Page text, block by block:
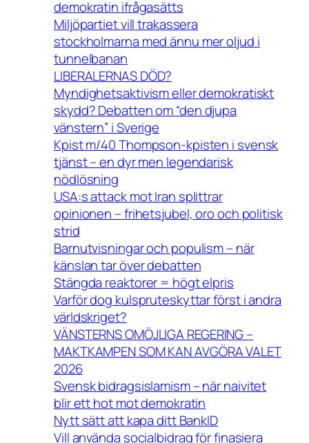
demokratin ifrågasätts
Miljöpartiet vill trakassera
stockholmarna med ännu mer oljud i
tunnelbanan
LIBERALERNAS DÖD?
Myndighetsaktivism eller demokratiskt
skydd? Debatten om “den djupa
vänstern” i Sverige
Kpist m/40 Thompson-kpisten i svensk
tjänst – en dyr men legendarisk
nödlösning
USA:s attack mot Iran splittrar
opinionen – frihetsjubel, oro och politisk
strid
Barnutvisningar och populism – när
känslan tar över debatten
Stängda reaktorer = högt elpris
Varför dog kulspruteskyttar först i andra
världskriget?
VÄNSTERNS OMÖJLIGA REGERING –
MAKTKAMPEN SOM KAN AVGÖRA VALET
2026
Svensk bidragsislamism – när naivitet
blir ett hot mot demokratin
Nytt sätt att kapa ditt BankID
Vill använda socialbidrag för finasiera